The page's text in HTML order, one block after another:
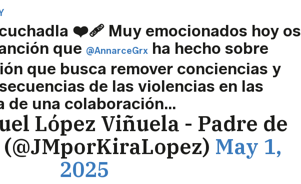
❤️‍🩹 Muy emocionados hoy os
que @AnnarceGrx ha hecho sobre
que busca remover conciencias y
de las violencias en las
de una colaboración…
López Viñuela - Padre de
May 1,
2025